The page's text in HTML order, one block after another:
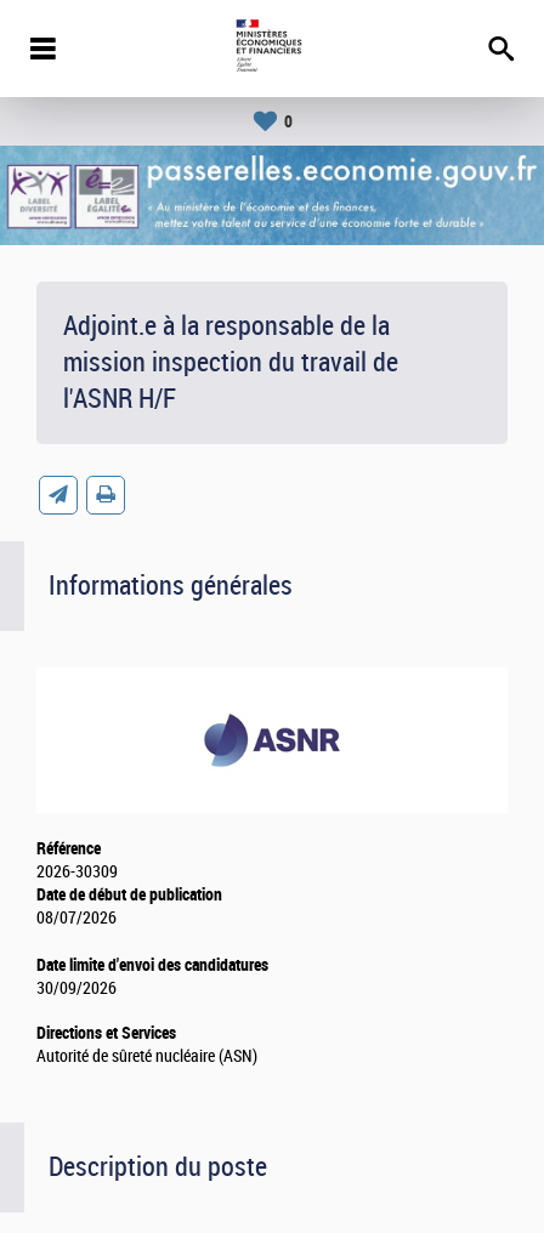
0
Adjoint.e à la responsable de la
mission inspection du travail de
l'ASNR H/F
Description du poste
Informations générales
Référence
2026-30309
Date de début de publication
08/07/2026
Date limite d'envoi des candidatures
30/09/2026
Directions et Services
Autorité de sûreté nucléaire (ASN)